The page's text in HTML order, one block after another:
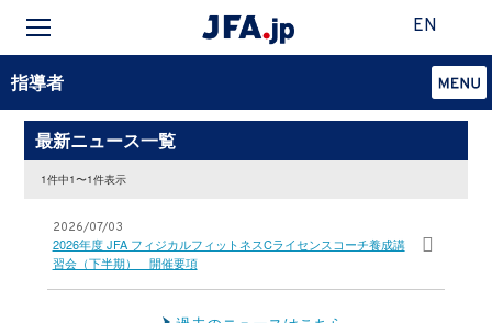
EN
指導者
最新ニュース一覧
1件中1〜1件表示
2026/07/03
2026年度 JFA フィジカルフィットネスCライセンスコーチ養成講
習会（下半期） 開催要項